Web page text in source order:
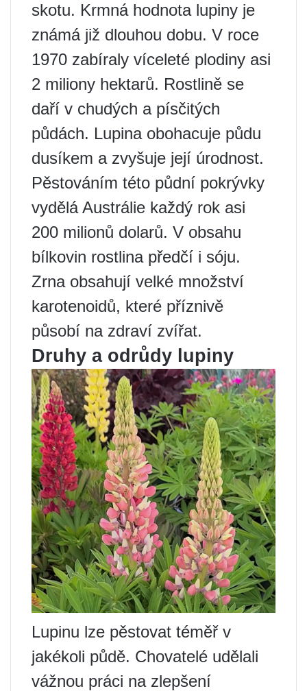
skotu. Krmná hodnota lupiny je
známá již dlouhou dobu. V roce
1970 zabíraly víceleté plodiny asi
2 miliony hektarů. Rostlině se
daří v chudých a písčitých
půdách. Lupina obohacuje půdu
dusíkem a zvyšuje její úrodnost.
Pěstováním této půdní pokrývky
vydělá Austrálie každý rok asi
200 milionů dolarů. V obsahu
bílkovin rostlina předčí i sóju.
Zrna obsahují velké množství
karotenoidů, které příznivě
působí na zdraví zvířat.
Druhy a odrůdy lupiny
Lupinu lze pěstovat téměř v
jakékoli půdě. Chovatelé udělali
vážnou práci na zlepšení